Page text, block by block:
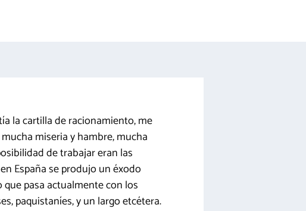
la cartilla de racionamiento, me
miseria y hambre, mucha
de trabajar eran las
España se produjo un éxodo
pasa actualmente con los
paquistaníes, y un largo etcétera.